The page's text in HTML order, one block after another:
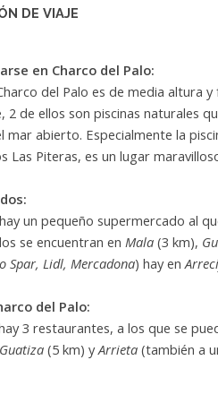
DE VIAJE
en Charco del Palo:
del Palo es de media altura
2 de ellos son piscinas naturales
mar abierto. Especialmente la
Las Piteras, es un lugar
un pequeño supermercado al
se encuentran en Mala (3 km),
Spar, Lidl, Mercadona) hay en
del Palo:
3 restaurantes, a los que se
Guatiza (5 km) yArrieta (también a